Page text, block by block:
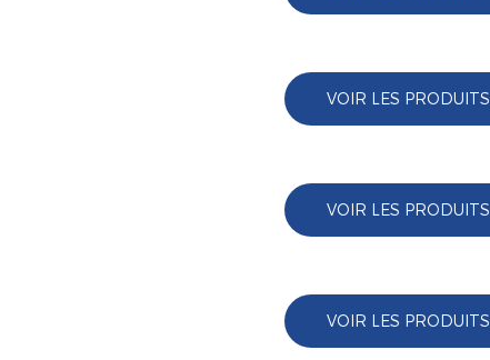
VOIR LES PRODUITS
VOIR LES PRODUITS
VOIR LES PRODUITS